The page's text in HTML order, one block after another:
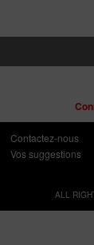
Contactez-nous
Vos suggestions
ALL